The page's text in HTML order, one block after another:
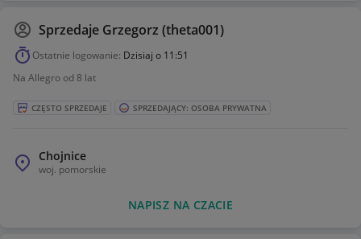
Sprzedaje Grzegorz (theta001)
Ostatnie logowanie: Dzisiaj o 11:51
Na Allegro od 8 lat
CZĘSTO SPRZEDAJE SPRZEDAJĄCY: OSOBA PRYWATNA
Chojnice
woj. pomorskie
NAPISZ NA CZACIE